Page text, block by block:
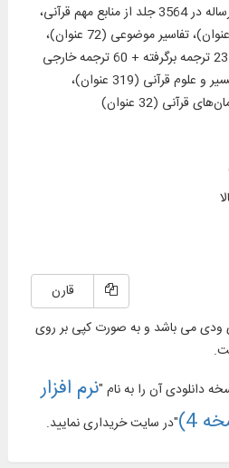
ارائه متن 903 عنوان کتاب و رساله در 3564 جلد از منابع مهم قرآنی،
همچون: تفاسیر ترتیبی (463 عنوان)، تفاسیر موضوعی (72 عنوان)،
ترجمه‌های قرآن (57 عنوان + 23 ترجمه برگرفته + 60 ترجمه خارجی
در قسمت دانشنامه)، منابع تفسیر و علوم قرآنی (319 عنوان)،
قارن
ودی می باشد و به صورت کپی بر روی
دانلودی آن را به نام "نرم افزار
4)
"در سایت خریداری نمایید.